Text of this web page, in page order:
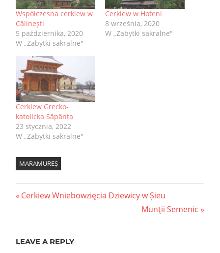
Współczesna cerkiew w
Călineşti
5 października, 2020
W „Zabytki sakralne"
Cerkiew w Hoteni
8 września, 2020
W „Zabytki sakralne"
Cerkiew Grecko-
katolicka Săpânța
23 stycznia, 2022
W „Zabytki sakralne"
MARAMUREȘ
Nawigacja
Previous
Cerkiew Wniebowzięcia Dziewicy w Șieu
Next
Munţii Semenic
LEAVE A REPLY